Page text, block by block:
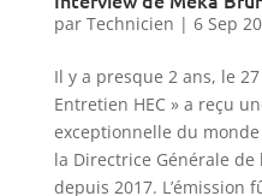
par Technicien | 6 Sep
Il y a presque 2 ans, le
Entretien HEC » a reçu
exceptionnelle du
la Directrice Générale de
depuis 2017. L’émission